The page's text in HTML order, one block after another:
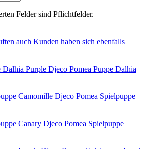
Felder sind Pflichtfelder.
auch Kunden haben sich ebenfalls
Djeco Pomea Puppe Dalhia
Djeco Pomea Spielpuppe
Djeco Pomea Spielpuppe